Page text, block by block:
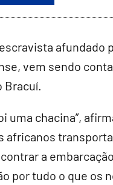
afundado
vem sendo
Bracuí.
uma chacina”,
africanos
a
por tudo o que os